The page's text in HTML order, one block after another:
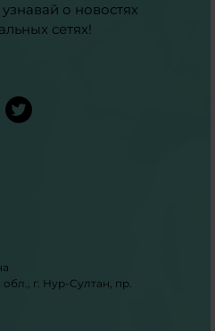
о новостях
сетях!
г. Нур-Султан, пр.